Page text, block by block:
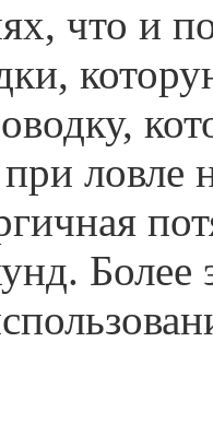
что и
ловле